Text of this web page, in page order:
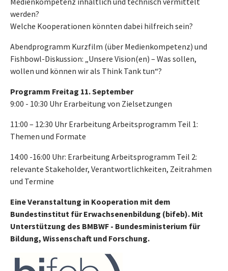
werden?
Welche Kooperationen könnten dabei hilfreich sein?
Abendprogramm Kurzfilm (über Medienkompetenz) und
Fishbowl-Diskussion: „Unsere Vision(en) – Was sollen,
wollen und können wir als Think Tank tun“?
Programm Freitag 11. September
9:00 - 10:30 Uhr Erarbeitung von Zielsetzungen
11:00 – 12:30 Uhr Erarbeitung Arbeitsprogramm Teil 1:
Themen und Formate
14:00 -16:00 Uhr: Erarbeitung Arbeitsprogramm Teil 2:
relevante Stakeholder, Verantwortlichkeiten, Zeitrahmen
und Termine
Eine Veranstaltung in Kooperation mit dem
Bundestinstitut für Erwachsenenbildung (bifeb). Mit
Unterstützung des BMBWF - Bundesministerium für
Bildung, Wissenschaft und Forschung.